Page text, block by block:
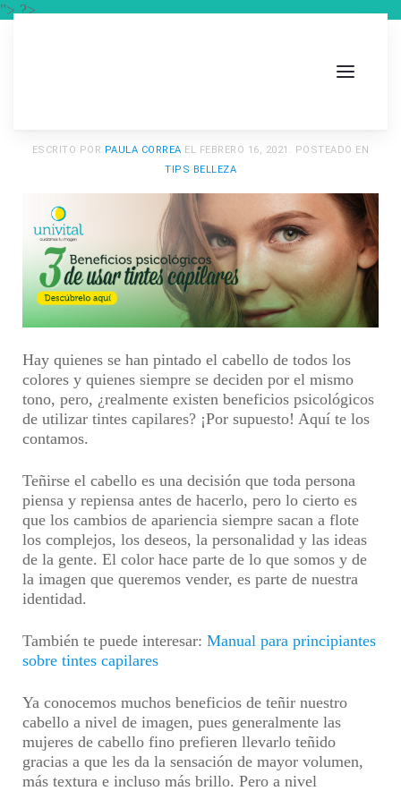
"> ?>
ESCRITO POR PAULA CORREA EL FEBRERO 16, 2021 . POSTEADO EN
TIPS BELLEZA
Hay quienes se han pintado el cabello de todos los
colores y quienes siempre se deciden por el mismo
tono, pero, ¿realmente existen beneficios psicológicos
de utilizar tintes capilares? ¡Por supuesto! Aquí te los
contamos.
Teñirse el cabello es una decisión que toda persona
piensa y repiensa antes de hacerlo, pero lo cierto es
que los cambios de apariencia siempre sacan a flote
los complejos, los deseos, la personalidad y las ideas
de la gente. El color hace parte de lo que somos y de
la imagen que queremos vender, es parte de nuestra
identidad.
También te puede interesar: Manual para principiantes
sobre tintes capilares
Ya conocemos muchos beneficios de teñir nuestro
cabello a nivel de imagen, pues generalmente las
mujeres de cabello fino prefieren llevarlo teñido
gracias a que les da la sensación de mayor volumen,
más textura e incluso más brillo. Pero a nivel